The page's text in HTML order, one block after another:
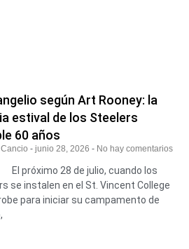
según Art Rooney: la
estival de los Steelers
60 años
junio 28, 2026 No hay comentarios
28 de julio, cuando los
se instalen en el St. Vincent College
para iniciar su campamento de